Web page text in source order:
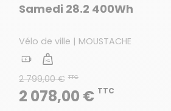
Samedi 28.2 400Wh
Vélo de ville | MOUSTACHE
2 799,00 € TTC
2 078,00 € TTC